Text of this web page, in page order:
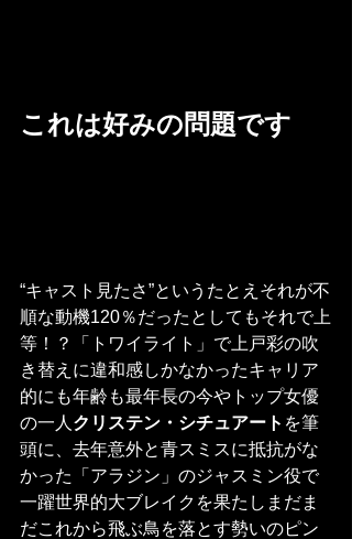
これは好みの問題です
“キャスト見たさ”というたとえそれが不
順な動機120％だったとしてもそれで上
等！？「トワイライト」で上戸彩の吹
き替えに違和感しかなかったキャリア
的にも年齢も最年長の今やトップ女優
の一人 クリステン・シチュアート を筆
頭に、去年意外と青スミスに抵抗がな
かった「アラジン」のジャスミン役で
一躍世界的大ブレイクを果たしまだま
だこれから飛ぶ鳥を落とす勢いのピン